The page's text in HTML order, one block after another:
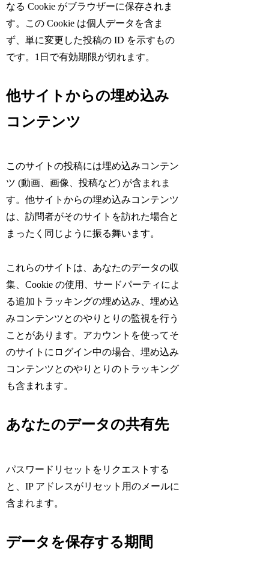
なる Cookie がブラウザーに保存されま
す。この Cookie は個人データを含ま
ず、単に変更した投稿の ID を示すもの
です。1日で有効期限が切れます。
他サイトからの埋め込み
コンテンツ
このサイトの投稿には埋め込みコンテン
ツ (動画、画像、投稿など) が含まれま
す。他サイトからの埋め込みコンテンツ
は、訪問者がそのサイトを訪れた場合と
まったく同じように振る舞います。
これらのサイトは、あなたのデータの収
集、Cookie の使用、サードパーティによ
る追加トラッキングの埋め込み、埋め込
みコンテンツとのやりとりの監視を行う
ことがあります。アカウントを使ってそ
のサイトにログイン中の場合、埋め込み
コンテンツとのやりとりのトラッキング
も含まれます。
あなたのデータの共有先
パスワードリセットをリクエストする
と、IP アドレスがリセット用のメールに
含まれます。
データを保存する期間